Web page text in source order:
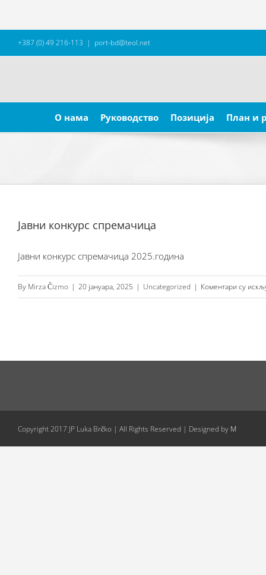
+387 (0) 49 216-113 | port-bd@teol.net
for:
О нама
Руководство Позиција План и
Јавни конкурс спремачица
Јавни конкурс спремачица 2025.година
By Mirza Čizmo | 20 јануара, 2025 | Uncategorized | Коментари су
Copyright 2017 JP Luka Brčko | All Rights Reserved | Designed by M